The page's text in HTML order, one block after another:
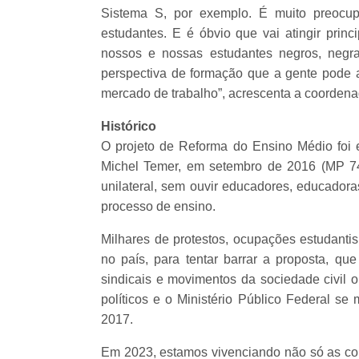
Sistema S, por exemplo. É muito
estudantes. E é óbvio que vai atingir
nossos e nossas estudantes negros,
perspectiva de formação que a gente
mercado de trabalho”, acrescenta a
Histórico
O projeto de Reforma do Ensino Médio foi
Michel Temer, em setembro de 2016 (MP
unilateral, sem ouvir educadores,
processo de ensino.
Milhares de protestos, ocupações
no país, para tentar barrar a proposta,
sindicais e movimentos da sociedade civil
políticos e o Ministério Público Federal se
2017.
Em 2023, estamos vivenciando não só as